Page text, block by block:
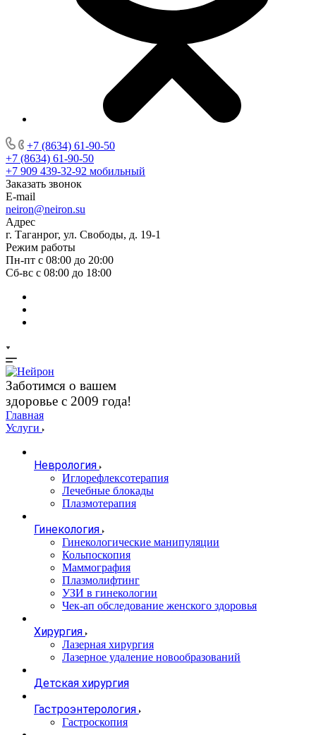
+7 (8634) 61-90-50
+7 (8634) 61-90-50
+7 909 439-32-92 мобильный
Заказать звонок
E-mail
neiron@neiron.su
Адрес
г. Таганрог, ул. Свободы, д. 19-1
Режим работы
Пн-пт с 08:00 до 20:00
Сб-вс с 08:00 до 18:00
Заботимся о вашем
здоровье с 2009 года!
Главная
Услуги
Неврология
Иглорефлексотерапия
Лечебные блокады
Плазмотерапия
Гинекология
Гинекологические манипуляции
Кольпоскопия
Маммография
Плазмолифтинг
УЗИ в гинекологии
Чек-ап обследование женского здоровья
Хирургия
Лазерная хирургия
Лазерное удаление новообразований
Детская хирургия
Гастроэнтерология
Гастроскопия